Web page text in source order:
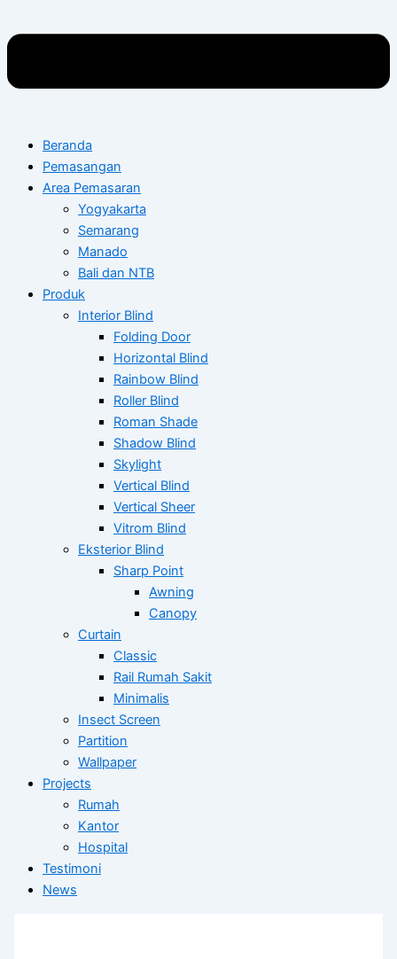
Beranda
Pemasangan
Area Pemasaran
Yogyakarta
Semarang
Manado
Bali dan NTB
Produk
Interior Blind
Folding Door
Horizontal Blind
Rainbow Blind
Roller Blind
Roman Shade
Shadow Blind
Skylight
Vertical Blind
Vertical Sheer
Vitrom Blind
Eksterior Blind
Sharp Point
Awning
Canopy
Curtain
Classic
Rail Rumah Sakit
Minimalis
Insect Screen
Partition
Wallpaper
Projects
Rumah
Kantor
Hospital
Testimoni
News